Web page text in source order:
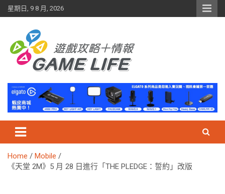
Skip
to
星期日, 9 8 月, 2026
Home
Mobile
《天堂 2M》5 月 28 日進行「THE PLEDGE：誓約」改版